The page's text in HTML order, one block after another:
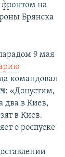
на
Брянска
9 мая
командовал
: «Допустим,
два в Киев,
в Киев.
о роспуске